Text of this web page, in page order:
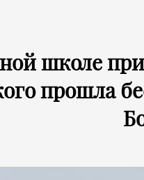
школе
прошла